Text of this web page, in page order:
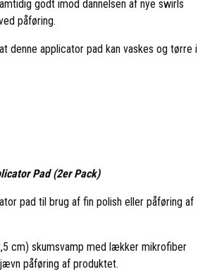
godt imod dannelsen af nye swirls
påføring.
denne applicator pad kan vaskes og tørre i
Pad (2er Pack)
pad til brug af fin polish eller påføring af
cm) skumsvamp med lækker mikrofiber
påføring af produktet.